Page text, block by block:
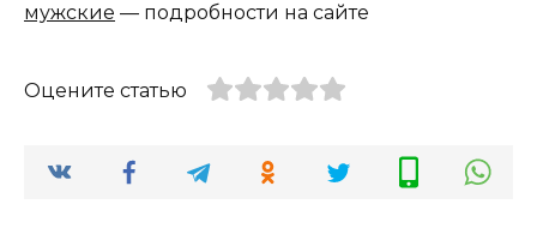
мужские — подробности на сайте
Оцените статью